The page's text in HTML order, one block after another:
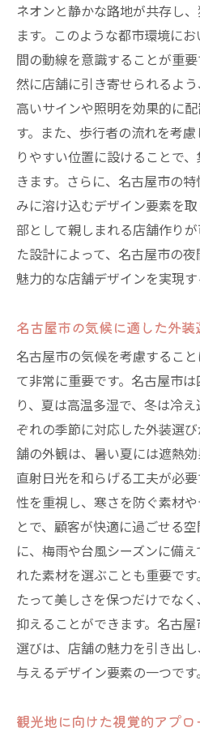
ネオンと静かな路地が共存し
ます。このような都市環境に
間の動線を意識することが重
然に店舗に引き寄せられるよ
高いサインや照明を効果的に
す。また、歩行者の流れを考
りやすい位置に設けることで
きます。さらに、名古屋市の
みに溶け込むデザイン要素を
部として親しまれる店舗作り
た設計によって、名古屋市の
魅力的な店舗デザインを実現す
名古屋市の気候に適した外装
名古屋市の気候を考慮するこ
て非常に重要です。名古屋市
り、夏は高温多湿で、冬は冷
ぞれの季節に対応した外装選
舗の外観は、暑い夏には遮熱効
直射日光を和らげる工夫が必
性を重視し、寒さを防ぐ素材
とで、顧客が快適に過ごせる
に、梅雨や台風シーズンに備
れた素材を選ぶことも重要で
たって美しさを保つだけでな
抑えることができます。名古
選びは、店舗の魅力を引き出
与えるデザイン要素の一つです。
観光地に向けた視覚的アプロ